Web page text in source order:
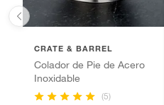
CRATE & BARREL
Colador de Pie de Acero
Inoxidable
(5)